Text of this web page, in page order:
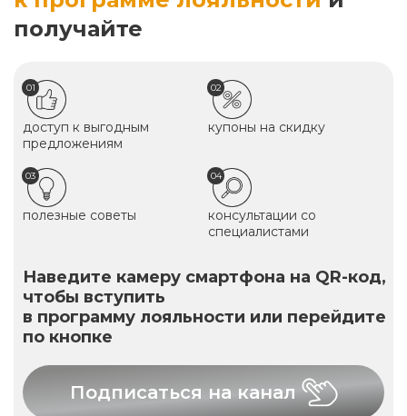
получайте
01
доступ к выгодным
предложениям
02
купоны на скидку
03
полезные советы
04
консультации со
специалистами
Наведите камеру смартфона на QR-код,
чтобы вступить
в программу лояльности или перейдите
по кнопке
Подписаться на канал